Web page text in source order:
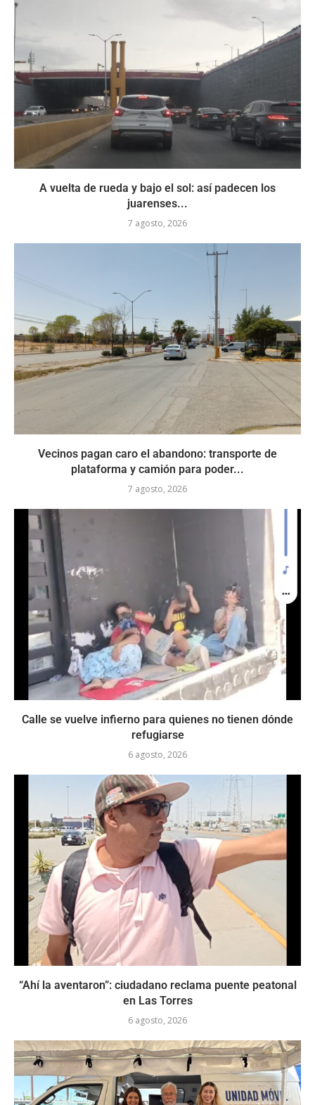
A vuelta de rueda y bajo el sol: así padecen los
juarenses...
7 agosto, 2026
Vecinos pagan caro el abandono: transporte de
plataforma y camión para poder...
7 agosto, 2026
Calle se vuelve infierno para quienes no tienen dónde
refugiarse
6 agosto, 2026
“Ahí la aventaron”: ciudadano reclama puente peatonal
en Las Torres
6 agosto, 2026